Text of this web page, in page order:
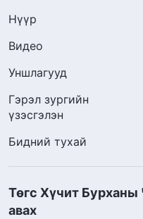
Нүүр
Видео
Уншлагууд
Гэрэл зургийн
үзэсгэлэн
Бидний тухай
Төгс Хүчит
авах